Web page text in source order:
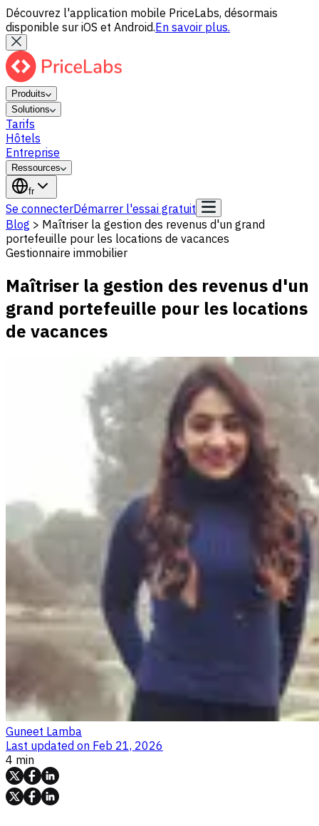
Découvrez l'application mobile PriceLabs, désormais
disponible sur iOS et Android.En savoir plus.
Produits
Solutions
Tarifs
Hôtels
Entreprise
Ressources
fr
Se connecterDémarrer l'essai gratuit
Blog > Maîtriser la gestion des revenus d'un grand
portefeuille pour les locations de vacances
Gestionnaire immobilier
Maîtriser la gestion des revenus d'un
grand portefeuille pour les locations
de vacances
Guneet Lamba
Last updated on Feb 21, 2026
4 min